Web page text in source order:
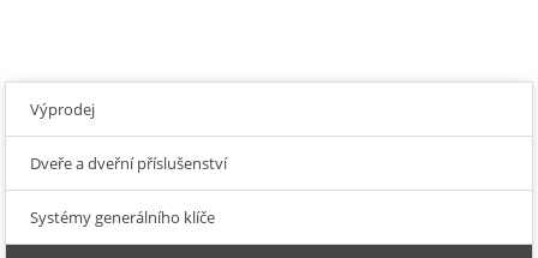
Výprodej
Dveře a dveřní příslušenství
Systémy generálního klíče